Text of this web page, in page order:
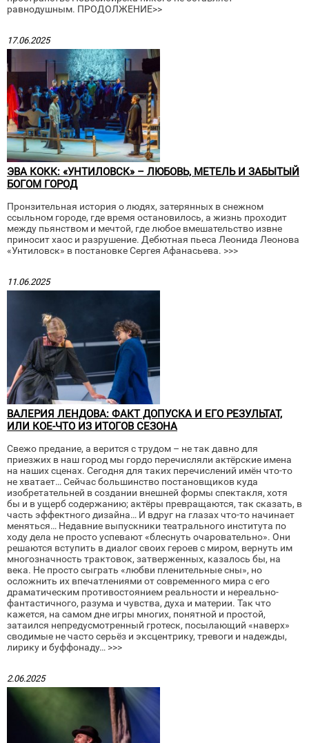
равнодушным. ПРОДОЛЖЕНИЕ>>
17.06.2025
ЭВА КОКК: «УНТИЛОВСК» – ЛЮБОВЬ, МЕТЕЛЬ И ЗАБЫТЫЙ
БОГОМ ГОРОД
Пронзительная история о людях, затерянных в снежном
ссыльном городе, где время остановилось, а жизнь проходит
между пьянством и мечтой, где любое вмешательство извне
приносит хаос и разрушение. Дебютная пьеса Леонида Леонова
«Унтиловск» в постановке Сергея Афанасьева. >>>
11.06.2025
ВАЛЕРИЯ ЛЕНДОВА: ФАКТ ДОПУСКА И ЕГО РЕЗУЛЬТАТ,
ИЛИ КОЕ-ЧТО ИЗ ИТОГОВ СЕЗОНА
Свежо предание, а верится с трудом – не так давно для
приезжих в наш город мы гордо перечисляли актёрские имена
на наших сценах. Сегодня для таких перечислений имён что-то
не хватает… Сейчас большинство постановщиков куда
изобретательней в создании внешней формы спектакля, хотя
бы и в ущерб содержанию; актёры превращаются, так сказать, в
часть эффектного дизайна… И вдруг на глазах что-то начинает
меняться… Недавние выпускники театрального института по
ходу дела не просто успевают «блеснуть очаровательно». Они
решаются вступить в диалог своих героев с миром, вернуть им
многозначность трактовок, затверженных, казалось бы, на
века. Не просто сыграть «любви пленительные сны», но
осложнить их впечатлениями от современного мира с его
драматическим противостоянием реальности и нереально-
фантастичного, разума и чувства, духа и материи. Так что
кажется, на самом дне игры многих, понятной и простой,
затаился непредусмотренный гротеск, посылающий «наверх»
сводимые не часто серьёз и эксцентрику, тревоги и надежды,
лирику и буффонаду… >>>
2.06.2025